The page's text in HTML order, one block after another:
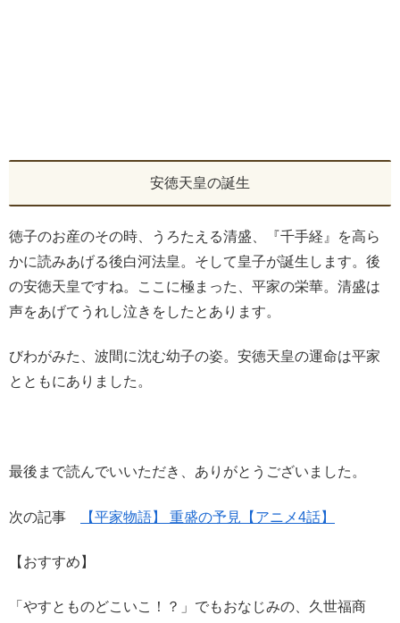
安徳天皇の誕生
徳子のお産のその時、うろたえる清盛、『千手経』を高ら
かに読みあげる後白河法皇。そして皇子が誕生します。後
の安徳天皇ですね。ここに極まった、平家の栄華。清盛は
声をあげてうれし泣きをしたとあります。
びわがみた、波間に沈む幼子の姿。安徳天皇の運命は平家
とともにありました。
最後まで読んでいいただき、ありがとうございました。
次の記事 【平家物語】 重盛の予見【アニメ4話】
【おすすめ】
「やすとものどこいこ！？」でもおなじみの、久世福商